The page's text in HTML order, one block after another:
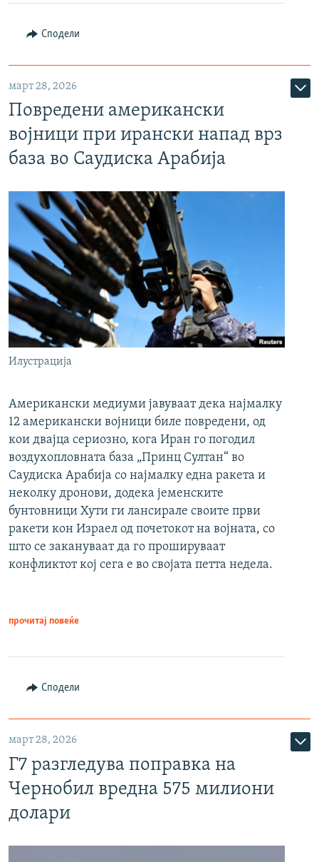
Сподели
март 28, 2026
Повредени американски
војници при ирански напад врз
база во Саудиска Арабија
Илустрација
Американски медиуми јавуваат дека најмалку
12 американски војници биле повредени, од
кои двајца сериозно, кога Иран го погодил
воздухопловната база „Принц Султан“ во
Саудиска Арабија со најмалку една ракета и
неколку дронови, додека јеменските
бунтовници Хути ги лансирале своите први
ракети кон Израел од почетокот на војната, со
што се закануваат да го прошируваат
конфликтот кој сега е во својата петта недела.
прочитај повеќе
Сподели
март 28, 2026
Г7 разгледува поправка на
Чернобил вредна 575 милиони
долари